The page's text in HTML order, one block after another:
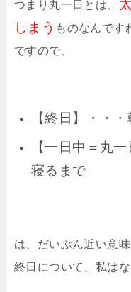
つまり丸一日とは、
しまう ものなんです
ですので、
【終日】・・
【一日中＝丸
寝るまで
は、だいぶん近い意
終日について、私はな